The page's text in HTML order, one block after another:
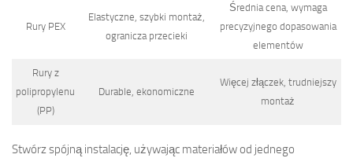
Rury PEX
Elastyczne, szybki montaż,
ogranicza przecieki
Średnia cena, wymaga
precyzyjnego dopasowania
elementów
Rury z
polipropylenu
(PP)
Durable, ekonomiczne
Więcej złączek, trudniejszy
montaż
Stwórz spójną instalację, używając materiałów od jednego